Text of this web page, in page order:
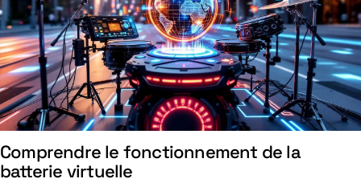
Comprendre le fonctionnement de la
batterie virtuelle